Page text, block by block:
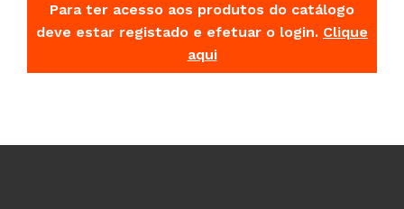
Para ter acesso aos produtos do catálogo
deve estar registado e efetuar o login. Clique
aqui